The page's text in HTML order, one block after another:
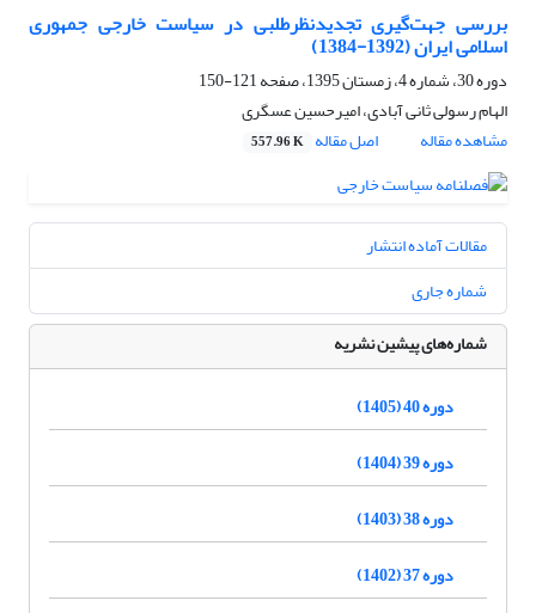
بررسی جهت‌گیری تجدیدنظرطلبی در سیاست خارجی جمهوری
اسلامی ایران (1392-1384)
دوره 30، شماره 4، زمستان 1395، صفحه
121-150
الهام رسولی ثانی آبادی، امیرحسین عسگری
مشاهده مقاله
اصل مقاله 557.96 K
مقالات آماده انتشار
شماره جاری
شماره‌های پیشین نشریه
دوره 40 (1405)
دوره 39 (1404)
دوره 38 (1403)
دوره 37 (1402)